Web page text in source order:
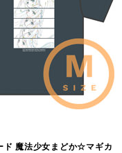
ド 魔法少女まどか☆マギカ